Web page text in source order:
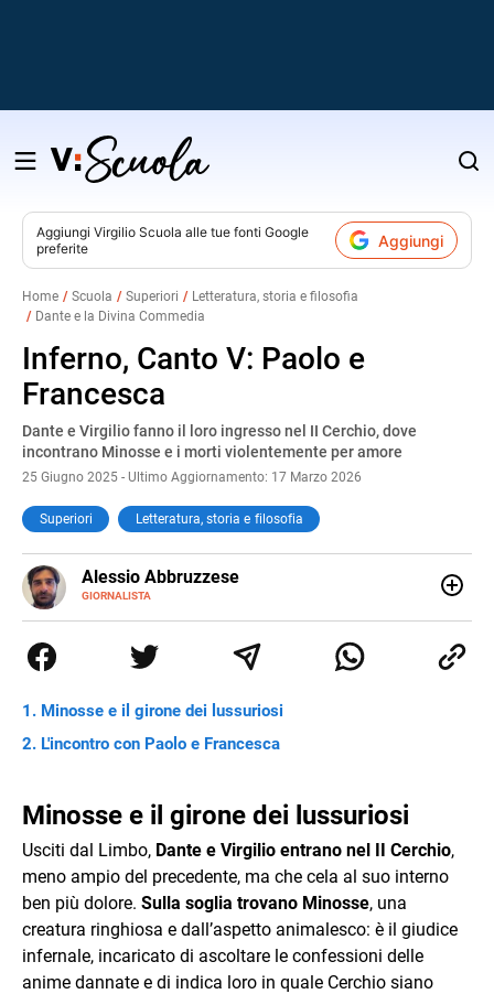
Salta
contenuto
Aggiungi Virgilio Scuola alle tue fonti Google
preferite
Aggiungi
Home Scuola Superiori
Letteratura, storia e filosofia
Dante e la Divina Commedia
Inferno, Canto V: Paolo e
Francesca
Dante e Virgilio fanno il loro ingresso nel II Cerchio, dove
incontrano Minosse e i morti violentemente per amore
25 Giugno 2025 - Ultimo Aggiornamento: 17 Marzo 2026
Superiori Letteratura, storia e filosofia
Alessio Abbruzzese
GIORNALISTA
dicotomia che ancora oggi fa inevitabilmente parte della
mia vita. Potete leggermi sulle pagine de Il cuoio sul
Mi interesso di numerosissime altre cose, ma di quelle di
solito non scrivo.
Minosse e il girone dei lussuriosi
L'incontro con Paolo e Francesca
Minosse e il girone dei lussuriosi
Usciti dal Limbo, Dante e Virgilio entrano nel II Cerchio,
meno ampio del precedente, ma che cela al suo interno
ben più dolore. Sulla soglia trovano Minosse, una
creatura ringhiosa e dall’aspetto animalesco: è il giudice
infernale, incaricato di ascoltare le confessioni delle
anime dannate e di indica loro in quale Cerchio siano